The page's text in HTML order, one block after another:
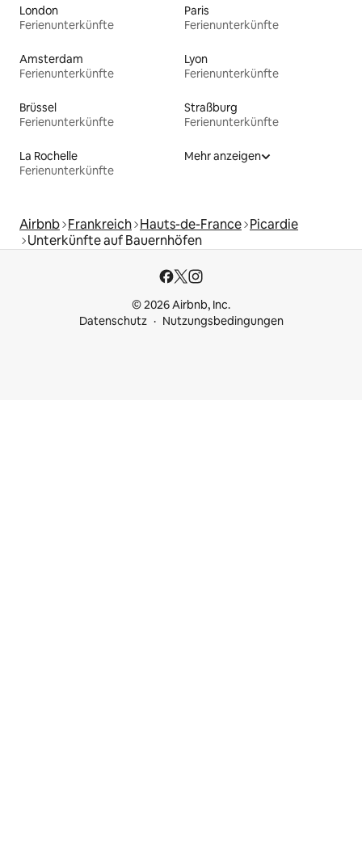
London
Ferienunterkünfte
Paris
Ferienunterkünfte
Amsterdam
Ferienunterkünfte
Lyon
Ferienunterkünfte
Brüssel
Ferienunterkünfte
Straßburg
Ferienunterkünfte
La Rochelle
Ferienunterkünfte
Mehr anzeigen
Airbnb Frankreich Hauts-de-France Picardie
Unterkünfte auf Bauernhöfen
© 2026 Airbnb, Inc.
Datenschutz
Nutzungsbedingungen